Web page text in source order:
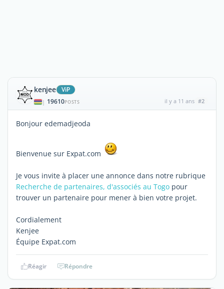
kenjee ViP
| 19610POSTS il y a 11 ans #2
Bonjour edemadjeoda
Bienvenue sur Expat.com
Je vous invite à placer une annonce dans notre rubrique
Recherche de partenaires, d'associés au Togo pour
trouver un partenaire pour mener à bien votre projet.
Cordialement
Kenjee
Équipe Expat.com
Réagir Répondre